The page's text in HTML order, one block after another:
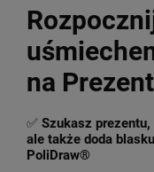
na Prezent
✅ Szukasz
ale także doda
PoliDraw®